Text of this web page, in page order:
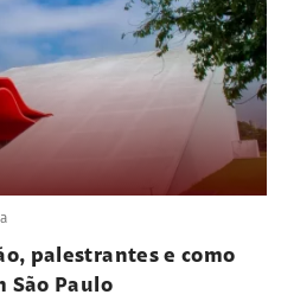
palestrantes e como
São Paulo